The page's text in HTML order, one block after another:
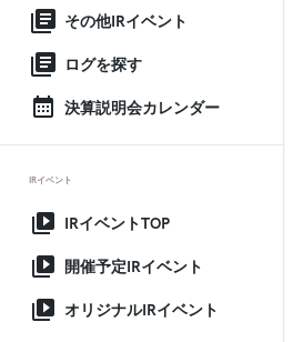
その他IRイベント
ログを探す
決算説明会カレンダー
IRイベント
IRイベントTOP
開催予定IRイベント
オリジナルIRイベント